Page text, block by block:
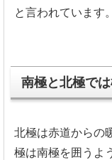
と言われています。
南極と北極で
北極は赤道からの
極は南極を囲うよ